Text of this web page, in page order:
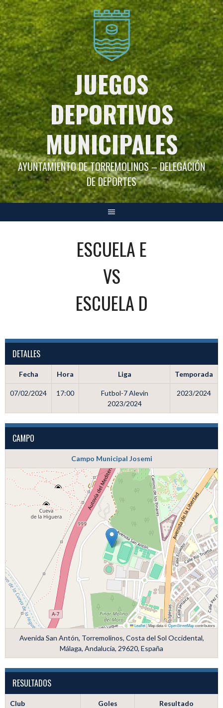
Saltar
al
contenido
JUEGOS
DEPORTIVOS
MUNICIPALES
AYUNTAMIENTO DE TORREMOLINOS – DELEGACIÓN
DE DEPORTES
ESCUELA E
VS
ESCUELA D
DETALLES
Fecha Hora Liga Temporada
07/02/2024 17:00
Futbol-7 Alevin
2023/2024
2023/2024
CAMPO
Campo Municipal Josemi
Leaflet|Map data ©OpenStreetMapcontributors
Avenida San Antón, Torremolinos, Costa del Sol Occidental,
Málaga, Andalucía, 29620, España
RESULTADOS
Club Goles Resultado